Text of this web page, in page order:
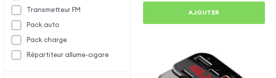
Transmetteur FM
Pack auto
Pack charge
Répartiteur allume-cigare
AJOUTER